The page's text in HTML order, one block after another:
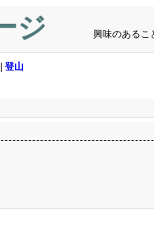
ジ 興味のあるこ
登山